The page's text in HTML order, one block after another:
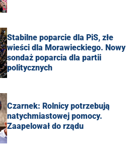
Stabilne poparcie dla PiS, złe
wieści dla Morawieckiego. Nowy
sondaż poparcia dla partii
politycznych
Czarnek: Rolnicy potrzebują
natychmiastowej pomocy.
Zaapelował do rządu